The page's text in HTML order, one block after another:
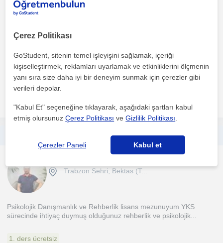
Trabzon Sehri
Profesyonel Koçluk ile Potansiyelinizi Ortaya Çıkarın! Kişisel ve
1. ders ücretsiz
YKS öğrenci rehberliği ve psikolojik danışmanlığı
Trabzon Sehri, Bektas (T...
Psikolojik Danışmanlık ve Rehberlik lisans mezunuyum YKS
sürecinde ihtiyaç duymuş olduğunuz rehberlik ve psikolojik...
1. ders ücretsiz
Çerez Politikası
GoStudent, sitenin temel işleyişini sağlamak, içeriği
kişiselleştirmek, reklamları uyarlamak ve etkinliklerini ölçmenin
yanı sıra size daha iyi bir deneyim sunmak için çerezler gibi
verileri depolar.
"Kabul Et" seçeneğine tıklayarak, aşağıdaki şartları kabul
etmiş olursunuzÇerez Politikası veGizlilik Politikası
Çerezler Paneli Kabul et